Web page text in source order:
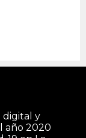
digital y
año 2020